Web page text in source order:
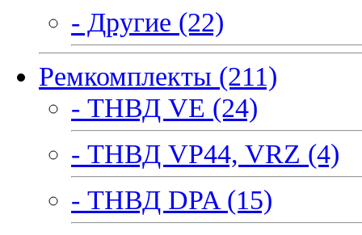
- Другие (22)
Ремкомплекты (211)
- ТНВД VE (24)
- ТНВД VP44, VRZ (4)
- ТНВД DPA (15)